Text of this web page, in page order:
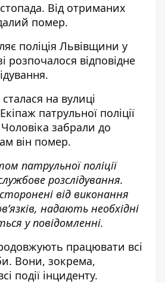
Від отриманих
помер.
поліція Львівщини у
розпочалося відповідне
.
на вулиці
патрульної поліції
забрали до
він помер.
патрульної поліції
розслідування.
від виконання
надають необхідні
у повідомленні.
працювати всі
Вони, зокрема,
події інциденту.